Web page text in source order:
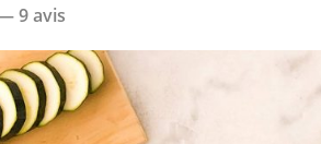
9 avis